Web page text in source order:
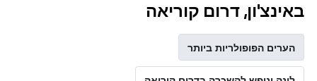
באינצ'ון, דרום קוריאה
הערים הפופולריות ביותר